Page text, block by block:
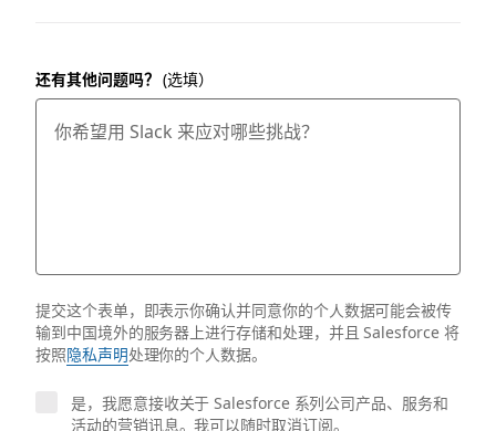
还有其他问题吗？ (选填）
提交这个表单，即表示你确认并同意你的个人数据可能会被传
输到中国境外的服务器上进行存储和处理，并且 Salesforce 将
按照隐私声明处理你的个人数据。
是，我愿意接收关于 Salesforce 系列公司产品、服务和
活动的营销讯息。我可以随时取消订阅。